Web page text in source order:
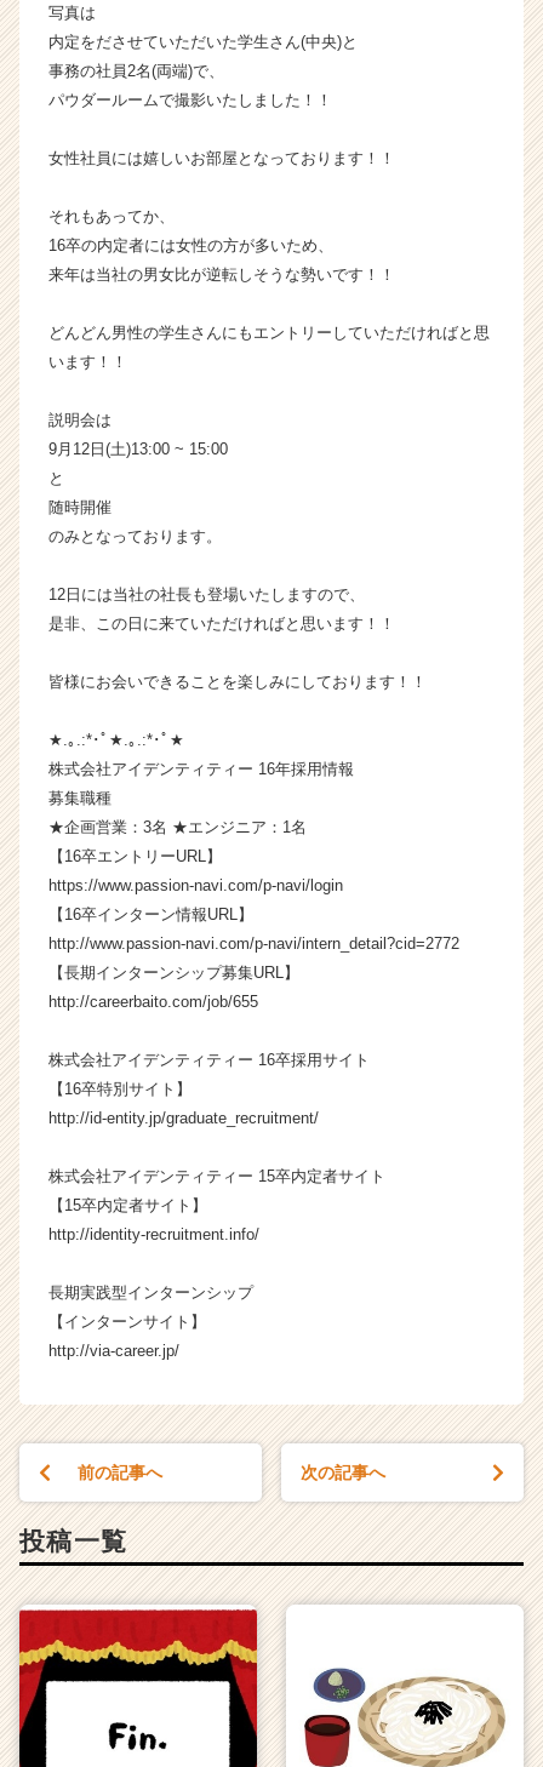
ト
が
届
就
ト
チ
キ
h
r
a
e
r）
写真は
内定をださせていただいた学生さん(中央)と
事務の社員2名(両端)で、
パウダールームで撮影いたしました！！
女性社員には嬉しいお部屋となっております！！
それもあってか、
16卒の内定者には女性の方が多いため、
来年は当社の男女比が逆転しそうな勢いです！！
どんどん男性の学生さんにもエントリーしていただければと思
います！！
説明会は
9月12日(土)13:00 ~ 15:00
と
随時開催
のみとなっております。
12日には当社の社長も登場いたしますので、
是非、この日に来ていただければと思います！！
皆様にお会いできることを楽しみにしております！！
★.｡.:*･ﾟ★.｡.:*･ﾟ★
株式会社アイデンティティー 16年採用情報
募集職種
★企画営業：3名 ★エンジニア：1名
【16卒エントリーURL】
https://www.passion-navi.com/p-navi/login
【16卒インターン情報URL】
http://www.passion-navi.com/p-navi/intern_detail?cid=2772
【長期インターンシップ募集URL】
http://careerbaito.com/job/655
株式会社アイデンティティー 16卒採用サイト
【16卒特別サイト】
http://id-entity.jp/graduate_recruitment/
株式会社アイデンティティー 15卒内定者サイト
【15卒内定者サイト】
http://identity-recruitment.info/
長期実践型インターンシップ
【インターンサイト】
http://via-career.jp/
前の記事へ 次の記事へ
投稿一覧